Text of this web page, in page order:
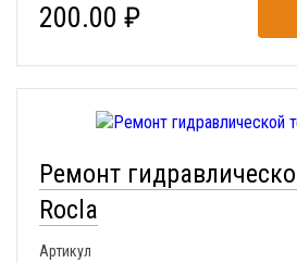
200.00 ₽
Ремонт
Rocla
Артикул